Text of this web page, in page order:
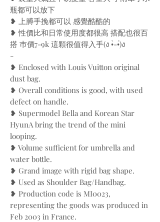
瓶都可以放下
❥ 上膊手挽都可以 感覺酷酷的
❥ 性價比和日常使用度都很高 搭配也很百
搭 巿價7-9k 這顆很值得入手(ง •̀-•́)ง
-
❥ Enclosed with Louis Vuitton original
dust bag.
❥ Overall conditions is good, with used
defect on handle.
❥ Supermodel Bella and Korean Star
HyunA bring the trend of the mini
looping.
❥ Volume sufficient for umbrella and
water bottle.
❥ Grand image with rigid bag shape.
❥ Used as Shoulder Bag/Handbag.
❥ Production code is MI0023,
representing the goods was produced in
Feb 2003 in France.